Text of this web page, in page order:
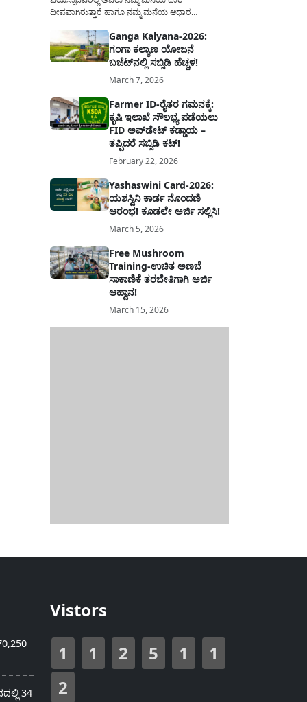
ದೀಪವಾಗಿರುತ್ತಾರೆ ಹಾಗೂ ನಮ್ಮ ಮನೆಯ ಆಧಾರ
ಸಮಾಜಕ್ಕಾಗಿ ದುಡಿತಿರುತ್ತಾರೆ ಹಾಗೆಯೇ ಅವರು ತಮ್ಮ 60
ವರ್ಷಗಳ ನಂತರದ ಜೀವನವನ್ನು ನೆಮ್ಮದಿಯಿಂದ
ಕಳೆಯಬೇಕೆಂಬುದು ಪ್ರತಿಯೊಬ್ಬರ ಕನಸಾಗಿರುತ್ತದೆ ಆದ್ದರಿಂದ
ಸರ್ಕಾರವು ಹಿರಿಯ ನಾಗರಿಕರ ಗುರುತಿನ ಚೀಟಿ...
Ganga Kalyana-2026:
ಗಂಗಾ ಕಲ್ಯಾಣ ಯೋಜನೆ
ಬಜೆಟ್‌ನಲ್ಲಿ ಸಬ್ಸಿಡಿ ಹೆಚ್ಚಳ!
March 7, 2026
Farmer ID-ರೈತರ ಗಮನಕ್ಕೆ:
ಕೃಷಿ ಇಲಾಖೆ ಸೌಲಭ್ಯ ಪಡೆಯಲು
FID ಅಪ್‌ಡೇಟ್ ಕಡ್ಡಾಯ –
ತಪ್ಪಿದರೆ ಸಬ್ಸಿಡಿ ಕಟ್!
February 22, 2026
Yashaswini Card-2026:
ಯಶಸ್ವಿನಿ ಕಾರ್ಡ ನೊಂದಣಿ
ಆರಂಭ! ಕೂಡಲೇ ಅರ್ಜಿ ಸಲ್ಲಿಸಿ!
March 5, 2026
Free Mushroom
Training-ಉಚಿತ ಅಣಬೆ
ಸಾಕಾಣಿಕೆ ತರಬೇತಿಗಾಗಿ ಅರ್ಜಿ
ಆಹ್ವಾನ!
March 15, 2026
34
Vistors
1
1 2 5 1
1
2